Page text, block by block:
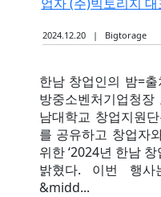
2024.12.20 | Bigtorage
한남 창업인의 밤=
방중소벤처기업청
남대학교 창업지원
를 공유하고 창업자
위한 ‘2024년 한남
밝혔다. 이번 행사
&midd...